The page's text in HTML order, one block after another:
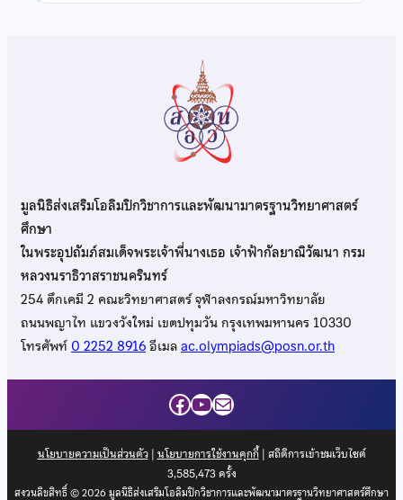
มูลนิธิส่งเสริมโอลิมปิกวิชาการและพัฒนามาตรฐานวิทยาศาสตร์
ศึกษา
ในพระอุปถัมภ์สมเด็จพระเจ้าพี่นางเธอ เจ้าฟ้ากัลยาณิวัฒนา กรม
หลวงนราธิวาสราชนครินทร์
254 ตึกเคมี 2 คณะวิทยาศาสตร์ จุฬาลงกรณ์มหาวิทยาลัย
ถนนพญาไท แขวงวังใหม่ เขตปทุมวัน กรุงเทพมหานคร 10330
โทรศัพท์0 2252 8916อีเมลac.olympiads@posn.or.th
Facebook
YouTube
Mail
นโยบายความเป็นส่วนตัว| นโยบายการใช้งานคุกกี้| สถิติการเข้าชมเว็บไซต์
3,585,473ครั้ง
สงวนลิขสิทธิ์ © 2026 มูลนิธิส่งเสริมโอลิมปิกวิชาการและพัฒนามาตรฐานวิทยาศาสตร์ศึกษา